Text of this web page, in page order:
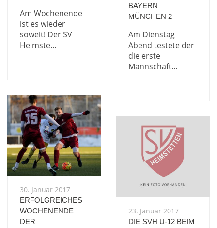
Am Wochenende
ist es wieder
soweit! Der SV
Heimste...
BAYERN
MÜNCHEN 2
Am Dienstag
Abend testete der
die erste
Mannschaft...
30. Januar 2017
ERFOLGREICHES
WOCHENENDE
DER
23. Januar 2017
DIE SVH U-12 BEIM